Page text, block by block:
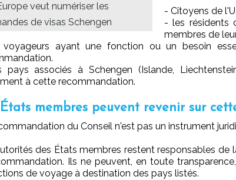
veut numériser les
de visas Schengen
- Citoyens de
- les résidents
membres de
ayant une fonction ou un besoin
pays associés à Schengen (Islande,
à cette recommandation.
membres peuvent revenir sur
du Conseil n'est pas un instrument
des États membres restent responsables
Ils ne peuvent, en toute
de voyage à destination des pays listés.